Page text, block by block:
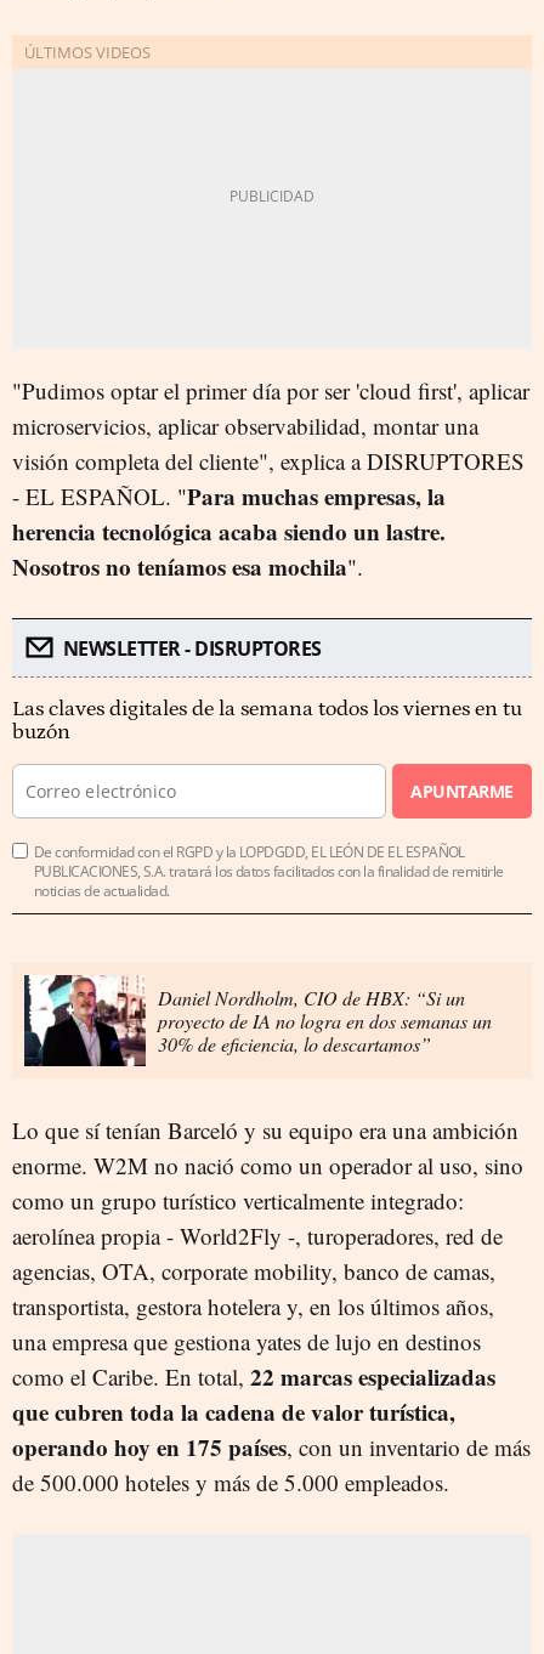
"Pudimos optar el primer día por ser 'cloud first', aplicar
microservicios, aplicar observabilidad, montar una
visión completa del cliente", explica a DISRUPTORES
- EL ESPAÑOL. "Para muchas empresas, la
herencia tecnológica acaba siendo un lastre.
Nosotros no teníamos esa mochila".
NEWSLETTER - DISRUPTORES
Las claves digitales de la semana todos los viernes en tu
buzón
APUNTARME
De conformidad con el RGPD y la LOPDGDD, EL LEÓN DE EL ESPAÑOL
PUBLICACIONES, S.A. tratará los datos facilitados con la finalidad de remitirle
noticias de actualidad.
Daniel Nordholm, CIO de HBX: “Si un
proyecto de IA no logra en dos semanas un
30% de eficiencia, lo descartamos”
Lo que sí tenían Barceló y su equipo era una ambición
enorme. W2M no nació como un operador al uso, sino
como un grupo turístico verticalmente integrado:
aerolínea propia - World2Fly -, turoperadores, red de
agencias, OTA, corporate mobility, banco de camas,
transportista, gestora hotelera y, en los últimos años,
una empresa que gestiona yates de lujo en destinos
como el Caribe. En total, 22 marcas especializadas
que cubren toda la cadena de valor turística,
operando hoy en 175 países, con un inventario de más
de 500.000 hoteles y más de 5.000 empleados.